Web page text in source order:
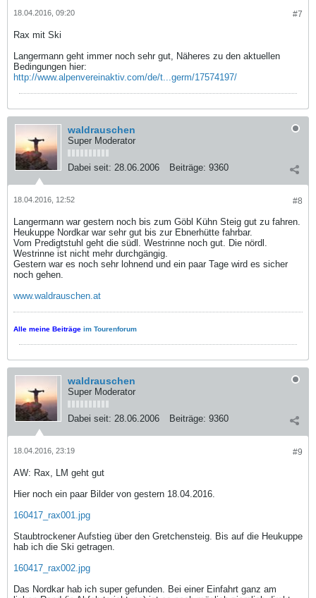
#7
18.04.2016, 09:20
Rax mit Ski
Langermann geht immer noch sehr gut, Näheres zu den aktuellen
Bedingungen hier:
http://www.alpenvereinaktiv.com/de/t...germ/17574197/
waldrauschen
Super Moderator
Dabei seit: 28.06.2006 Beiträge: 9360
#8
18.04.2016, 12:52
Langermann war gestern noch bis zum Göbl Kühn Steig gut zu fahren.
Heukuppe Nordkar war sehr gut bis zur Ebnerhütte fahrbar.
Vom Predigtstuhl geht die südl. Westrinne noch gut. Die nördl.
Westrinne ist nicht mehr durchgängig.
Gestern war es noch sehr lohnend und ein paar Tage wird es sicher
noch gehen.
www.waldrauschen.at
Alle meine Beiträge im Tourenforum
waldrauschen
Super Moderator
Dabei seit: 28.06.2006 Beiträge: 9360
#9
18.04.2016, 23:19
AW: Rax, LM geht gut
Hier noch ein paar Bilder von gestern 18.04.2016.
160417_rax001.jpg
Staubtrockener Aufstieg über den Gretchensteig. Bis auf die Heukuppe
hab ich die Ski getragen.
160417_rax002.jpg
Das Nordkar hab ich super gefunden. Bei einer Einfahrt ganz am